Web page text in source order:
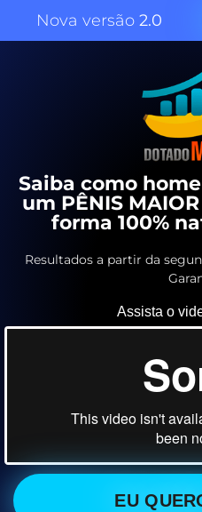
Nova versão 2.0
Saiba como
um PÊNIS
forma 100%
Resultados a partir da
Assista o
EU